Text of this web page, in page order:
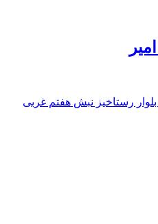
رستاخیز نبش هفتم غربی